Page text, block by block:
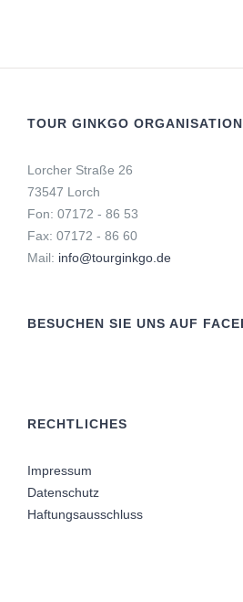
TOUR GINKGO
Lorcher Straße 26
73547 Lorch
Fon: 07172 - 86 53
Fax: 07172 - 86 60
Mail: info@tourginkgo.de
BESUCHEN SIE UNS AUF
RECHTLICHES
Impressum
Datenschutz
Haftungsausschluss